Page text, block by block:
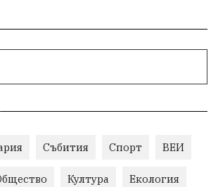
Събития Спорт ВЕИ
Култура Екология